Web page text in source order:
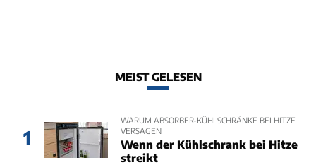
MEIST GELESEN
1
WARUM ABSORBER-KÜHLSCHRÄNKE BEI HITZE
VERSAGEN
Wenn der Kühlschrank bei Hitze
streikt